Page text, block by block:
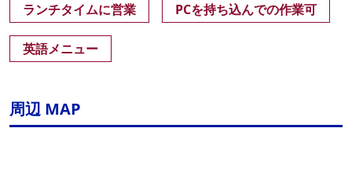
ランチタイムに営業 PCを持ち込んでの作業可
英語メニュー
周辺 MAP